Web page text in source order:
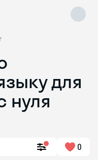
для
нуля
0